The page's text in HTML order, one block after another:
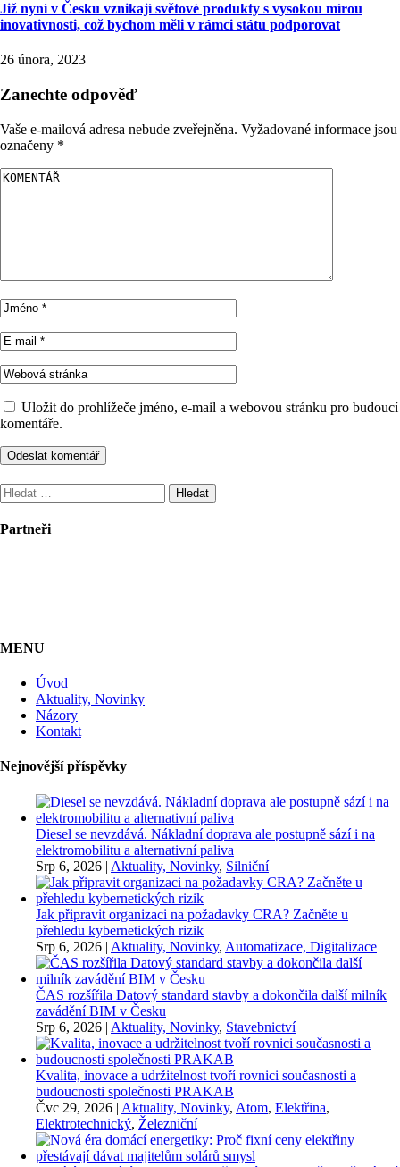
Již nyní v Česku vznikají světové produkty s vysokou mírou
inovativnosti, což bychom měli v rámci státu podporovat
26 února, 2023
Zanechte odpověď
Vaše e-mailová adresa nebude zveřejněna. Vyžadované informace jsou
označeny *
Uložit do prohlížeče jméno, e-mail a webovou stránku pro budoucí
komentáře.
Vyhledávání
Partneři
MENU
Úvod
Aktuality, Novinky
Názory
Kontakt
Nejnovější příspěvky
Diesel se nevzdává. Nákladní doprava ale postupně sází i na
elektromobilitu a alternativní paliva
Srp 6, 2026 | Aktuality, Novinky, Silniční
Jak připravit organizaci na požadavky CRA? Začněte u
přehledu kybernetických rizik
Srp 6, 2026 | Aktuality, Novinky, Automatizace, Digitalizace
ČAS rozšířila Datový standard stavby a dokončila další milník
zavádění BIM v Česku
Srp 6, 2026 | Aktuality, Novinky, Stavebnictví
Kvalita, inovace a udržitelnost tvoří rovnici současnosti a
budoucnosti společnosti PRAKAB
Čvc 29, 2026 | Aktuality, Novinky, Atom, Elektřina,
Elektrotechnický, Železniční